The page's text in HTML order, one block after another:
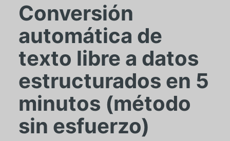
Conversión
automática de
texto libre a datos
estructurados en 5
minutos (método
sin esfuerzo)